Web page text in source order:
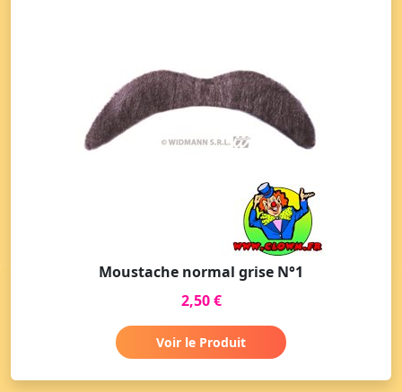
Moustache normal grise N°1
2,50 €
Voir le Produit